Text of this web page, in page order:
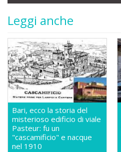
Leggi anche
Bari, ecco la storia del
misterioso edificio di viale
Pasteur: fu un
"cascamificio" e nacque
nel 1910